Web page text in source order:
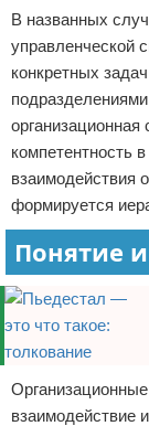
В названных
управленческой
конкретных
организационная
компетентность
взаимодействия
формируется
Понятие
взаимодействие